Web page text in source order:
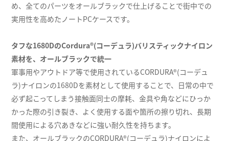
め、全てのパーツをオールブラックで仕上げることで街中での
実用性を高めたノートPCケースです。
タフな1680DのCordura®(コーデュラ)バリスティックナイロン
素材を、オールブラックで統一
軍事用やアウトドア等で使用されているCORDURA®(コーデュ
ラ)ナイロンの1680Dを素材として使用することで、日常の中で
必ず起こってしまう接触面同士の摩耗、金具や角などにひっか
かった際の引き裂き、よく使用する面や箇所の擦り切れ、長期
間使用による穴あきなどに強い耐久性を持ちます。
また、オールブラックのCORDURA®(コーデュラ)ナイロンによ